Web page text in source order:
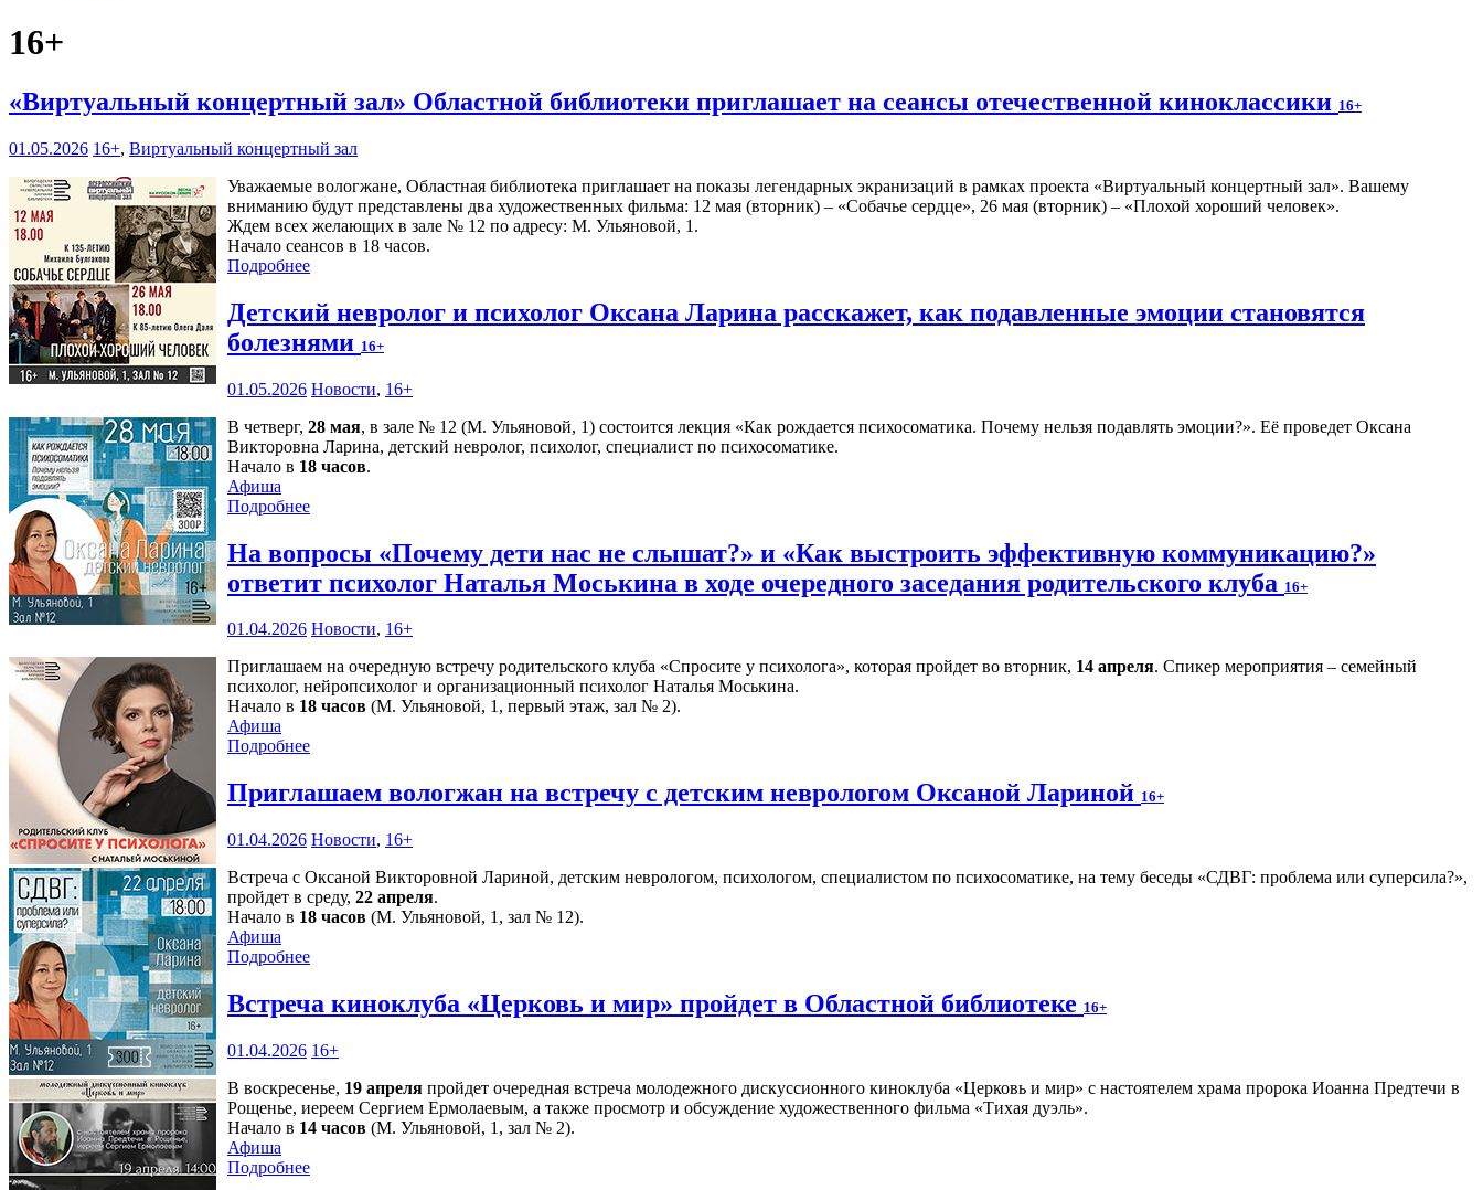
16+
«Виртуальный концертный зал» Областной библиотеки приглашает на сеансы отечественной киноклассики 16+
01.05.2026 16+, Виртуальный концертный зал
Уважаемые вологжане, Областная библиотека приглашает на показы легендарных экранизаций в рамках проекта «Виртуальный концертный зал». Вашему
вниманию будут представлены два художественных фильма: 12 мая (вторник) – «Собачье сердце», 26 мая (вторник) – «Плохой хороший человек».
Ждем всех желающих в зале № 12 по адресу: М. Ульяновой, 1.
Начало сеансов в 18 часов.
Подробнее
Детский невролог и психолог Оксана Ларина расскажет, как подавленные эмоции становятся
болезнями 16+
01.05.2026 Новости, 16+
В четверг, 28 мая, в зале № 12 (М. Ульяновой, 1) состоится лекция «Как рождается психосоматика. Почему нельзя подавлять эмоции?». Её проведет Оксана
Викторовна Ларина, детский невролог, психолог, специалист по психосоматике.
Начало в 18 часов.
Афиша
Подробнее
На вопросы «Почему дети нас не слышат?» и «Как выстроить эффективную коммуникацию?»
ответит психолог Наталья Моськина в ходе очередного заседания родительского клуба 16+
01.04.2026 Новости, 16+
Приглашаем на очередную встречу родительского клуба «Спросите у психолога», которая пройдет во вторник, 14 апреля. Спикер мероприятия – семейный
психолог, нейропсихолог и организационный психолог Наталья Моськина.
Начало в 18 часов (М. Ульяновой, 1, первый этаж, зал № 2).
Афиша
Подробнее
Приглашаем вологжан на встречу с детским неврологом Оксаной Лариной 16+
01.04.2026 Новости, 16+
Встреча с Оксаной Викторовной Лариной, детским неврологом, психологом, специалистом по психосоматике, на тему беседы «СДВГ: проблема или суперсила?»,
пройдет в среду, 22 апреля.
Начало в 18 часов (М. Ульяновой, 1, зал № 12).
Афиша
Подробнее
Встреча киноклуба «Церковь и мир» пройдет в Областной библиотеке 16+
01.04.2026 16+
В воскресенье, 19 апреля пройдет очередная встреча молодежного дискуссионного киноклуба «Церковь и мир» с настоятелем храма пророка Иоанна Предтечи в
Рощенье, иереем Сергием Ермолаевым, а также просмотр и обсуждение художественного фильма «Тихая дуэль».
Начало в 14 часов (М. Ульяновой, 1, зал № 2).
Афиша
Подробнее